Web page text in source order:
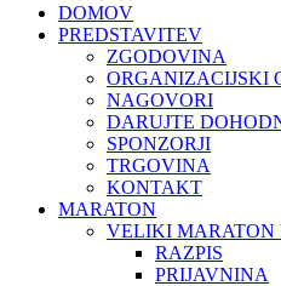
DOMOV
PREDSTAVITEV
ZGODOVINA
ORGANIZACIJSKI
NAGOVORI
DARUJTE
SPONZORJI
TRGOVINA
KONTAKT
MARATON
VELIKI MARATON
RAZPIS
PRIJAVNINA